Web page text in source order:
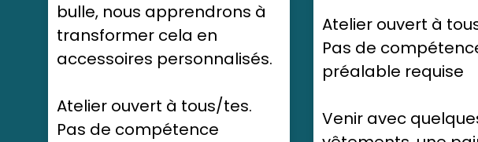
bulle, nous apprendrons à
transformer cela en
accessoires personnalisés.
Atelier ouvert à tous/tes.
Pas de compétence
Atelier ouvert à
Pas de
préalable requise
Venir avec